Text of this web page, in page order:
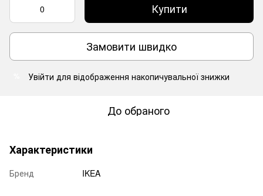
Купити
Замовити швидко
Увійти для відображення накопичувальної знижки
До обраного
Характеристики
Бренд IKEA